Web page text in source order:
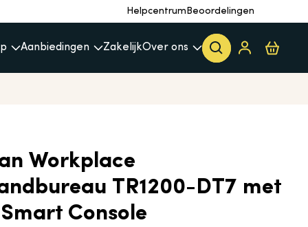
HelpcentrumBeoordelingen
Aanbiedingen ZakelijkOver ons
Workplace
TR1200-DT7 met
Smart Console